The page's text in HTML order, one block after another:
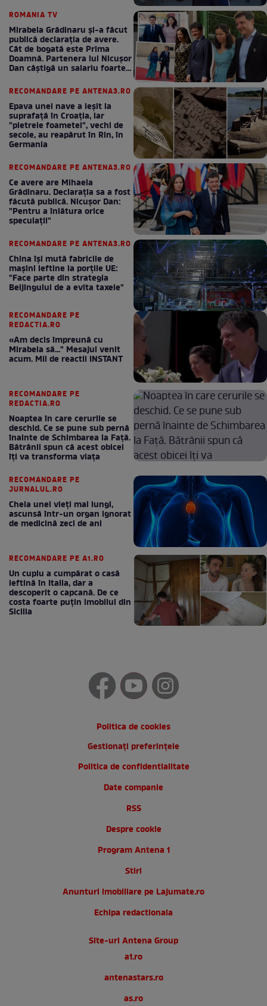
ROMANIA TV
Mirabela Grădinaru și-a făcut
publică declarația de avere.
Cât de bogată este Prima
Doamnă. Partenera lui Nicușor
Dan câștigă un salariu foarte
RECOMANDARE PE ANTENA3.RO
Epava unei nave a ieșit la
suprafață în Croația, iar
"pietrele foametei", vechi de
secole, au reapărut în Rin, în
Germania
RECOMANDARE PE ANTENA3.RO
Ce avere are Mihaela
Grădinaru. Declarația sa a fost
făcută publică. Nicușor Dan:
"Pentru a înlătura orice
speculații"
RECOMANDARE PE ANTENA3.RO
China își mută fabricile de
mașini ieftine la porțile UE:
"Face parte din strategia
Beijingului de a evita taxele"
RECOMANDARE PE
REDACTIA.RO
«Am decis împreună cu
Mirabela să..." Mesajul venit
acum. Mii de reactii INSTANT
RECOMANDARE PE
REDACTIA.RO
Noaptea în care cerurile se
deschid. Ce se pune sub pernă
înainte de Schimbarea la Față.
Bătrânii spun că acest obicei
îți va transforma viața
RECOMANDARE PE
JURNALUL.RO
Cheia unei vieți mai lungi,
ascunsă într-un organ ignorat
de medicină zeci de ani
RECOMANDARE PE A1.RO
Un cuplu a cumpărat o casă
ieftină în Italia, dar a
descoperit o capcană. De ce
costa foarte puțin imobilul din
Sicilia
Politica de cookies
Gestionați preferințele
Politica de confidentialitate
Date companie
RSS
Despre cookie
Program Antena 1
Stiri
Anunturi imobiliare pe Lajumate.ro
Echipa redactionala
Site-uri Antena Group
a1.ro
antenastars.ro
as.ro